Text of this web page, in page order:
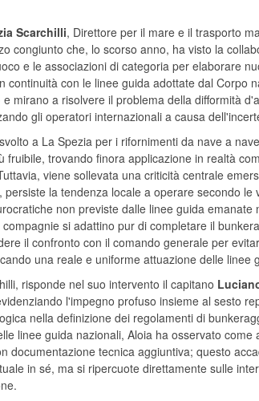
Scarchilli, Direttore per il mare e il trasporto
congiunto che, lo scorso anno, ha visto la
e le associazioni di categoria per elaborare
continuità con le linee guida adottate dal Corpo
e mirano a risolvere il problema della difformità
gli operatori internazionali a causa
a La Spezia per i rifornimenti da nave a
trovando finora applicazione in realtà
viene sollevata una criticità centrale
la tendenza locale a operare secondo le
non previste dalle linee guida emanate
si adattino pur di completare il
il confronto con il comando generale per
una reale e uniforme attuazione delle linee
risponde nel suo intervento il capitano
l'impegno profuso insieme al sesto
nella definizione dei regolamenti di
linee guida nazionali, Aloia ha osservato
documentazione tecnica aggiuntiva; questo
in sé, ma si ripercuote direttamente sulle